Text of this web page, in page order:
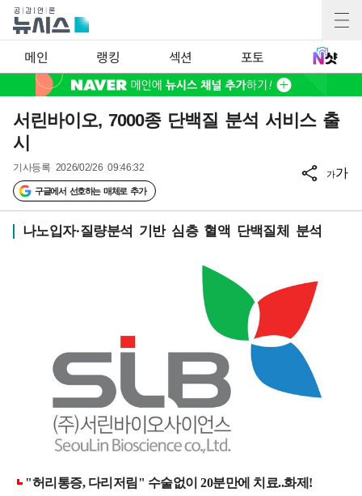
메인 랭킹 섹션 포토
서린바이오, 7000종 단백질 분석 서비스 출
시
기사등록 2026/02/26 09:46:32
구글에서 선호하는 매체로 추가
가가
나노입자·질량분석 기반 심층 혈액 단백질체 분석